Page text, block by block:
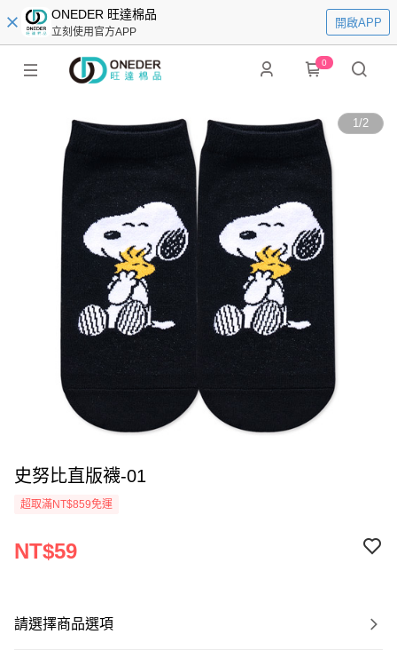
ONEDER 旺達棉品
立刻使用官方APP
開啟APP
0
1/2
史努比直版襪-01
超取滿NT$859免運
NT$59
請選擇商品選項